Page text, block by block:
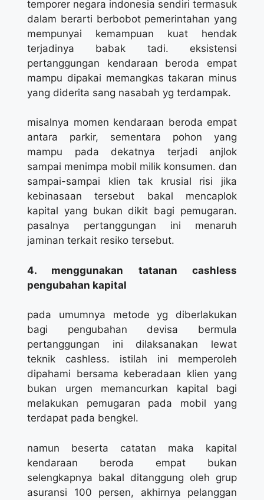
temporer negara indonesia sendiri termasuk
dalam berarti berbobot pemerintahan yang
mempunyai kemampuan kuat hendak
terjadinya babak tadi. eksistensi
pertanggungan kendaraan beroda empat
mampu dipakai memangkas takaran minus
yang diderita sang nasabah yg terdampak.
misalnya momen kendaraan beroda empat
antara parkir, sementara pohon yang
mampu pada dekatnya terjadi anjlok
sampai menimpa mobil milik konsumen. dan
sampai-sampai klien tak krusial risi jika
kebinasaan tersebut bakal mencaplok
kapital yang bukan dikit bagi pemugaran.
pasalnya pertanggungan ini menaruh
jaminan terkait resiko tersebut.
4. menggunakan tatanan cashless
pengubahan kapital
pada umumnya metode yg diberlakukan
bagi pengubahan devisa bermula
pertanggungan ini dilaksanakan lewat
teknik cashless. istilah ini memperoleh
dipahami bersama keberadaan klien yang
bukan urgen memancurkan kapital bagi
melakukan pemugaran pada mobil yang
terdapat pada bengkel.
namun beserta catatan maka kapital
kendaraan beroda empat bukan
selengkapnya bakal ditanggung oleh grup
asuransi 100 persen, akhirnya pelanggan